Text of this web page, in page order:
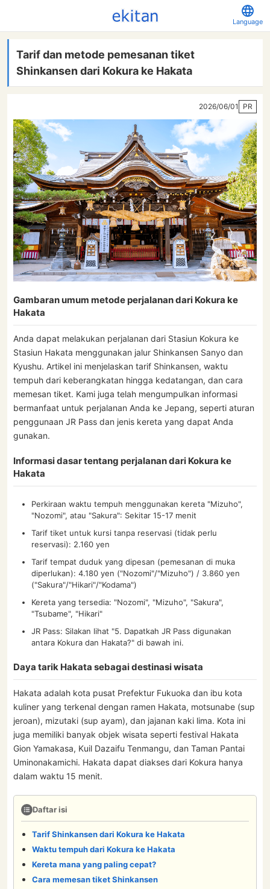
Language
Tarif dan metode pemesanan tiket
Shinkansen dari Kokura ke Hakata
2026/06/01 PR
Gambaran umum metode perjalanan dari Kokura ke
Hakata
Anda dapat melakukan perjalanan dari Stasiun Kokura ke
Stasiun Hakata menggunakan jalur Shinkansen Sanyo dan
Kyushu. Artikel ini menjelaskan tarif Shinkansen, waktu
tempuh dari keberangkatan hingga kedatangan, dan cara
memesan tiket. Kami juga telah mengumpulkan informasi
bermanfaat untuk perjalanan Anda ke Jepang, seperti aturan
penggunaan JR Pass dan jenis kereta yang dapat Anda
gunakan.
Informasi dasar tentang perjalanan dari Kokura ke
Hakata
Perkiraan waktu tempuh menggunakan kereta "Mizuho",
"Nozomi", atau "Sakura": Sekitar 15-17 menit
Tarif tiket untuk kursi tanpa reservasi (tidak perlu
reservasi): 2.160 yen
Tarif tempat duduk yang dipesan (pemesanan di muka
diperlukan): 4.180 yen ("Nozomi"/"Mizuho") / 3.860 yen
("Sakura"/"Hikari"/"Kodama")
Kereta yang tersedia: "Nozomi", "Mizuho", "Sakura",
"Tsubame", "Hikari"
JR Pass: Silakan lihat "5. Dapatkah JR Pass digunakan
antara Kokura dan Hakata?" di bawah ini.
Daya tarik Hakata sebagai destinasi wisata
Hakata adalah kota pusat Prefektur Fukuoka dan ibu kota
kuliner yang terkenal dengan ramen Hakata, motsunabe (sup
jeroan), mizutaki (sup ayam), dan jajanan kaki lima. Kota ini
juga memiliki banyak objek wisata seperti festival Hakata
Gion Yamakasa, Kuil Dazaifu Tenmangu, dan Taman Pantai
Uminonakamichi. Hakata dapat diakses dari Kokura hanya
dalam waktu 15 menit.
Daftar isi
Tarif Shinkansen dari Kokura ke Hakata
Waktu tempuh dari Kokura ke Hakata
Kereta mana yang paling cepat?
Cara memesan tiket Shinkansen